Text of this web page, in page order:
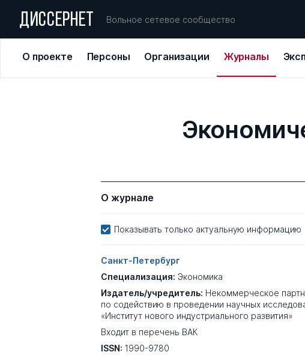
ДИССЕРНЕТ Вольное сетевое сообщество
О проекте Персоны Организации Журналы
О журнале
Показывать только актуальную информацию
Санкт-Петербург
Специализация: Экономика
Издатель/учредитель: Некоммерческое
по содействию в проведении научных
«Институт нового индустриального развития»
Входит в перечень ВАК
ISSN: 1990-9780